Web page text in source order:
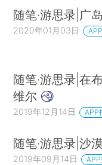
随笔·游思录|广
2020年01月03日
随笔·游思录|在
维尔
2019年12月14日 APP
随笔·游思录|沙
2019年09月14日